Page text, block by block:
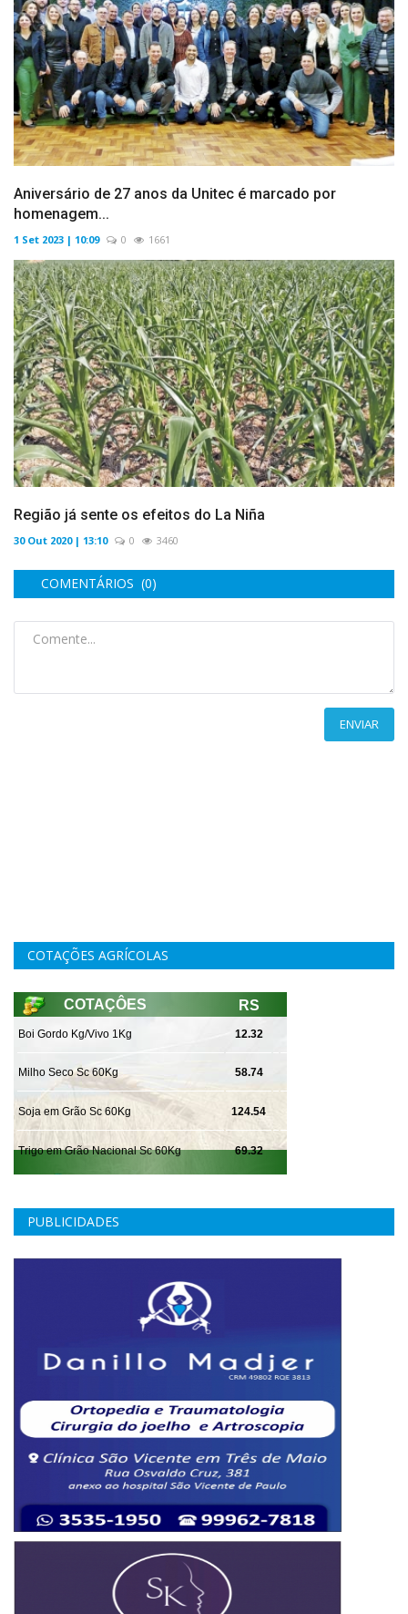
Aniversário de 27 anos da Unitec é marcado por
homenagem...
1 Set 2023 | 10:09 0 1661
Região já sente os efeitos do La Niña
30 Out 2020 | 13:10 0 3460
COMENTÁRIOS (0)
ENVIAR
COTAÇÕES AGRÍCOLAS
PUBLICIDADES